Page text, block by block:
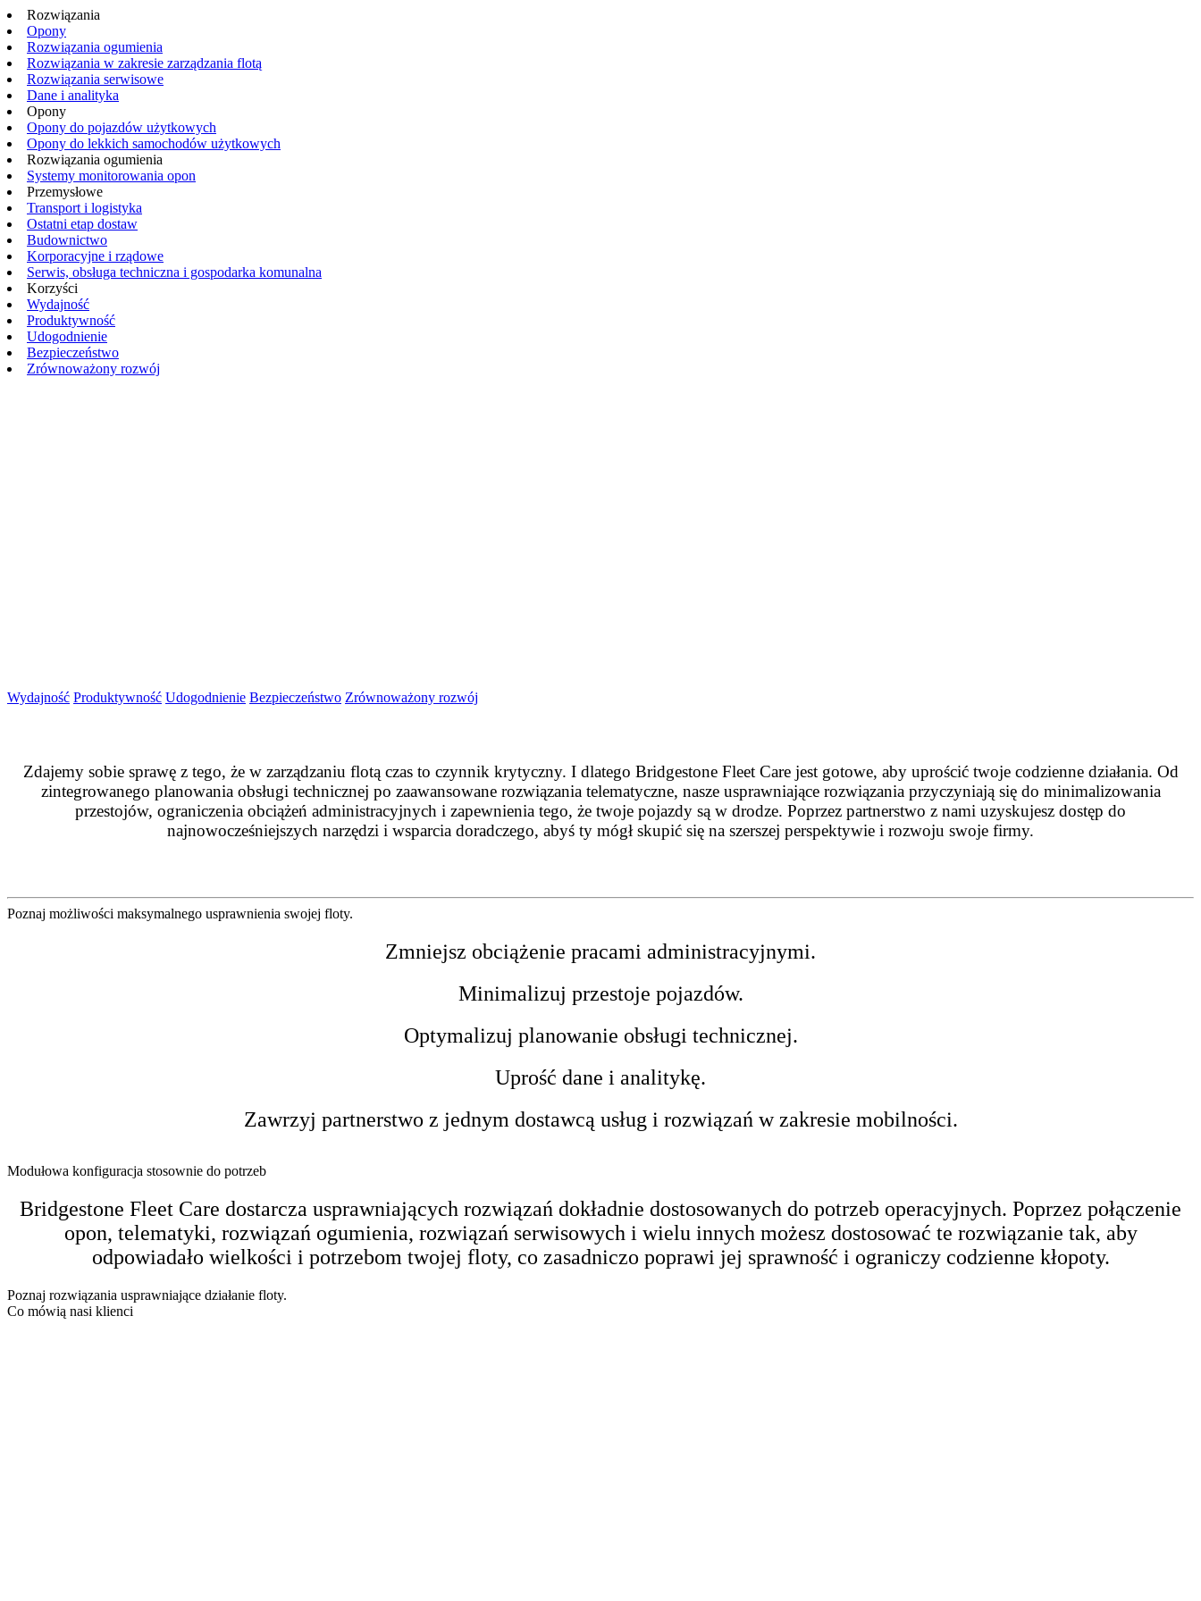
Rozwiązania
Opony
Rozwiązania ogumienia
Rozwiązania w zakresie zarządzania flotą
Rozwiązania serwisowe
Dane i analityka
Opony
Opony do pojazdów użytkowych
Opony do lekkich samochodów użytkowych
Rozwiązania ogumienia
Systemy monitorowania opon
Przemysłowe
Transport i logistyka
Ostatni etap dostaw
Budownictwo
Korporacyjne i rządowe
Serwis, obsługa techniczna i gospodarka komunalna
Korzyści
Wydajność
Produktywność
Udogodnienie
Bezpieczeństwo
Zrównoważony rozwój
Wydajność Produktywność Udogodnienie Bezpieczeństwo Zrównoważony rozwój
Zdajemy sobie sprawę z tego, że w zarządzaniu flotą czas to czynnik krytyczny. I dlatego Bridgestone Fleet Care jest gotowe, aby uprościć twoje codzienne działania. Od
zintegrowanego planowania obsługi technicznej po zaawansowane rozwiązania telematyczne, nasze usprawniające rozwiązania przyczyniają się do minimalizowania
przestojów, ograniczenia obciążeń administracyjnych i zapewnienia tego, że twoje pojazdy są w drodze. Poprzez partnerstwo z nami uzyskujesz dostęp do
najnowocześniejszych narzędzi i wsparcia doradczego, abyś ty mógł skupić się na szerszej perspektywie i rozwoju swoje firmy.
Poznaj możliwości maksymalnego usprawnienia swojej floty.
Zmniejsz obciążenie pracami administracyjnymi.
Minimalizuj przestoje pojazdów.
Optymalizuj planowanie obsługi technicznej.
Uprość dane i analitykę.
Zawrzyj partnerstwo z jednym dostawcą usług i rozwiązań w zakresie mobilności.
Modułowa konfiguracja stosownie do potrzeb
Bridgestone Fleet Care dostarcza usprawniających rozwiązań dokładnie dostosowanych do potrzeb operacyjnych. Poprzez połączenie
opon, telematyki, rozwiązań ogumienia, rozwiązań serwisowych i wielu innych możesz dostosować te rozwiązanie tak, aby
odpowiadało wielkości i potrzebom twojej floty, co zasadniczo poprawi jej sprawność i ograniczy codzienne kłopoty.
Poznaj rozwiązania usprawniające działanie floty.
Co mówią nasi klienci